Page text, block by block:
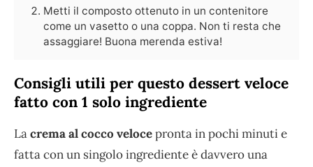
Metti il composto ottenuto in un contenitore
come un vasetto o una coppa. Non ti resta che
assaggiare! Buona merenda estiva!
Consigli utili per questo dessert veloce
fatto con 1 solo ingrediente
Lacrema al cocco velocepronta in pochi minuti e
fatta con un singolo ingrediente è davvero una